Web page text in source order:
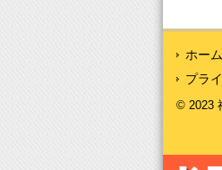
ホーム
プラ
© 2023